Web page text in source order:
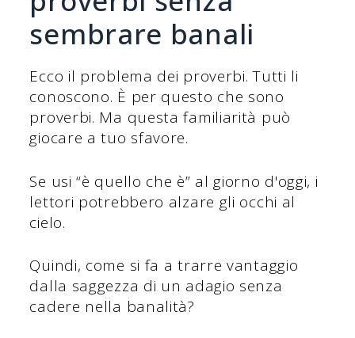
sembrare banali
Ecco il problema dei proverbi. Tutti li
conoscono. È per questo che sono
proverbi. Ma questa familiarità può
giocare a tuo sfavore.
Se usi “è quello che è” al giorno d'oggi, i
lettori potrebbero alzare gli occhi al
cielo.
Quindi, come si fa a trarre vantaggio
dalla saggezza di un adagio senza
cadere nella banalità?